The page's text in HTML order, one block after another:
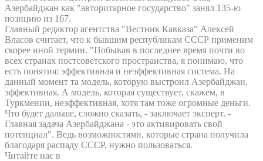
Азербайджан как "авторитарное государство" занял 135-ю
позицию из 167.
Главный редактор агентства "Вестник Кавказа" Алексей
Власов считает, что к бывшим республикам СССР применим
скорее иной термин. "Побывав в последнее время почти во
всех странах постсоветского пространства, я понимаю, что
есть понятия: эффективная и неэффективная система. На
данный момент та модель, которую выстроил Азербайджан,
эффективная. А модель, которая существует, скажем, в
Туркмении, неэффективная, хотя там тоже огромные деньги.
Что будет дальше, сложно сказать, - заключает эксперт. -
Главная задача Азербайджана - это активировать свой
потенциал". Ведь возможностями, которые страна получила
благодаря распаду СССР, нужно пользоваться.
Читайте нас в